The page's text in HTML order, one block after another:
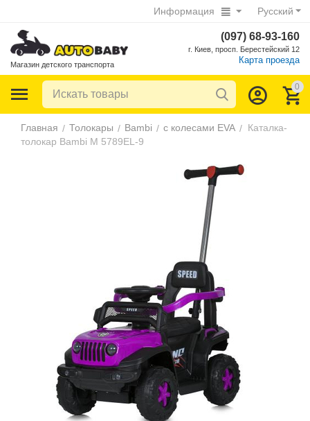
Русский
Информация
Магазин детского транспорта
(097) 68-93-160
г. Киев, просп. Берестейский 12
Карта проезда
0
Главная / Толокары / Bambi / с колесами EVA / Каталка-
толокар Bambi M 5789EL-9